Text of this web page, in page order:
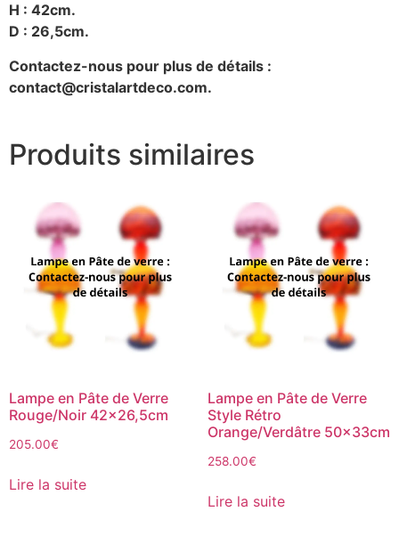
H : 42cm.
D : 26,5cm.
Contactez-nous pour plus de détails :
contact@cristalartdeco.com.
Produits similaires
Lampe en Pâte de Verre
Rouge/Noir 42×26,5cm
205.00€
Lire la suite
Lampe en Pâte de Verre
Style Rétro
Orange/Verdâtre 50x33cm
258.00€
Lire la suite